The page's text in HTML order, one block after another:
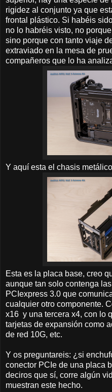
rigidez al conjunto ya que
frontal plástico. Si habéis
no lo habréis visto, no
sino porque con tanto viaje
extraviado en la mesa de
compañeros que lo ha
Y aquí esta el chasis
Esta es la placa base, creo
aunque tan solo contenga
PCIexpress 3.0 que
cualquier otro componente.
x16 y una tercera x4, con lo
tarjetas de expansión como
de red 10G, etc.
Y os preguntareis: ¿si
conector PCIe de una placa
deciros que sí, corre algún
muestran este hecho.